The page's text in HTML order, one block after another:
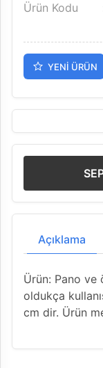
Ürün Kodu
YENI ÜRÜN
Açıklama
Ürün: Pano ve
oldukça
cm dir. Ürün